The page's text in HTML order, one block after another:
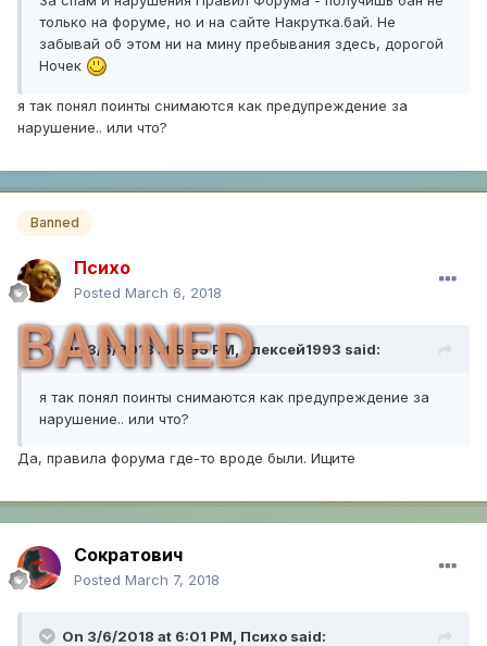
только на форуме, но и на сайте Накрутка.бай. Не
забывай об этом ни на мину пребывания здесь, дорогой
Ночек
я так понял поинты снимаются как предупреждение за
нарушение.. или что?
Banned
Психо
Posted March 6, 2018
BANNED
On 3/6/2018 at 5:55 PM,Алексей1993 said:
я так понял поинты снимаются как предупреждение за
нарушение.. или что?
Да, правила форума где-то вроде были. Ищите
Сократович
Posted March 7, 2018
On 3/6/2018 at 6:01 PM, Психо said: